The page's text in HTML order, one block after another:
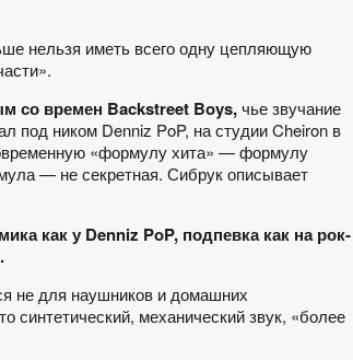
нельзя иметь всего одну цепляющую
со времен Backstreet Boys,чье звучание
под ником Denniz PoP, на студии Cheiron в
«формулу хита» — формулу
— не секретная. Сибрук описывает
как у Denniz PoP, подпевка как на рок-
не для наушников и домашних
синтетический, механический звук, «более